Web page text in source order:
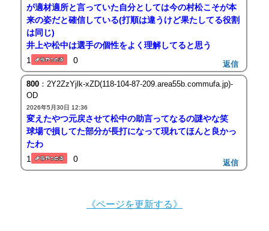
が適材適所と言っていた自分としては今の村松こそが本
来の姿だと確信している(打順は違うけど果たしてる役割
は同じ)
井上や松中は選手の個性をよく理解してると思う
1
0 返信
800：2Y2ZzYjlk-xZD(118-104-87-209.area55b.commufa.jp)-
OD
2026年5月30日 12:36
変えたやつ元戻させて松中の助言ってなるの謎やな笑
球場で損してた部分が長打になって現れてほんと良かっ
たわ
1
0 返信
《ページを更新する》